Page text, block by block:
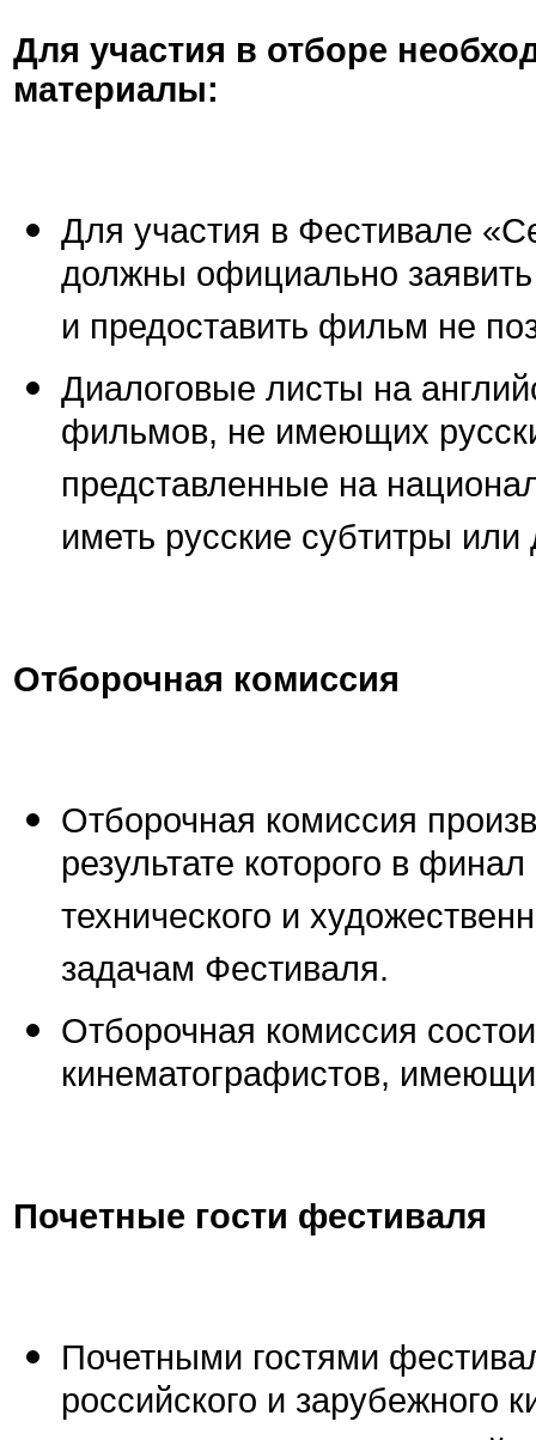
Для участия в отборе
материалы:
Для участия в Фестивале
должны официально
и предоставить фильм не
Диалоговые листы на
фильмов, не имеющих
представленные на
иметь русские субтитры
Отборочная комиссия
Отборочная комиссия
результате которого в
технического и
задачам Фестиваля.
Отборочная комиссия
кинематографистов,
Почетные гости фестиваля
Почетными гостями
российского и зарубежного